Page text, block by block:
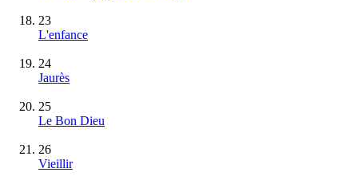
23
L'enfance
24
Jaurès
25
Le Bon Dieu
26
Vieillir